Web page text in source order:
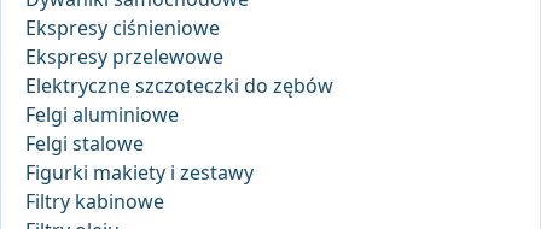
Ekspresy ciśnieniowe
Ekspresy przelewowe
Elektryczne szczoteczki do zębów
Felgi aluminiowe
Felgi stalowe
Figurki makiety i zestawy
Filtry kabinowe